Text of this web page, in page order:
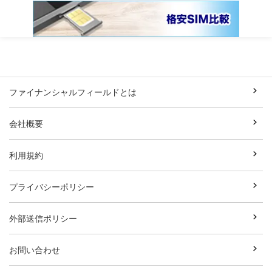
ファイナンシャルフィールドとは
会社概要
利用規約
プライバシーポリシー
外部送信ポリシー
お問い合わせ